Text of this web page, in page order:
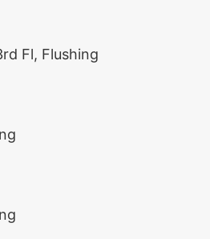
Fl, Flushing